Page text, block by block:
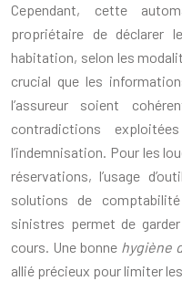
Cependant, cette
propriétaire de déclarer
habitation, selon les
crucial que les
l’assureur soient
contradictions
l’indemnisation. Pour les
réservations, l’usage
solutions de
sinistres permet de
cours. Une bonne hygiène
allié précieux pour limiter